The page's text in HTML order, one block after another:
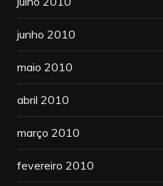
junho 2010
maio 2010
abril 2010
março 2010
fevereiro 2010